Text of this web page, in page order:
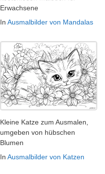
Erwachsene
In Ausmalbilder von Mandalas
Kleine Katze zum Ausmalen,
umgeben von hübschen
Blumen
In Ausmalbilder von Katzen